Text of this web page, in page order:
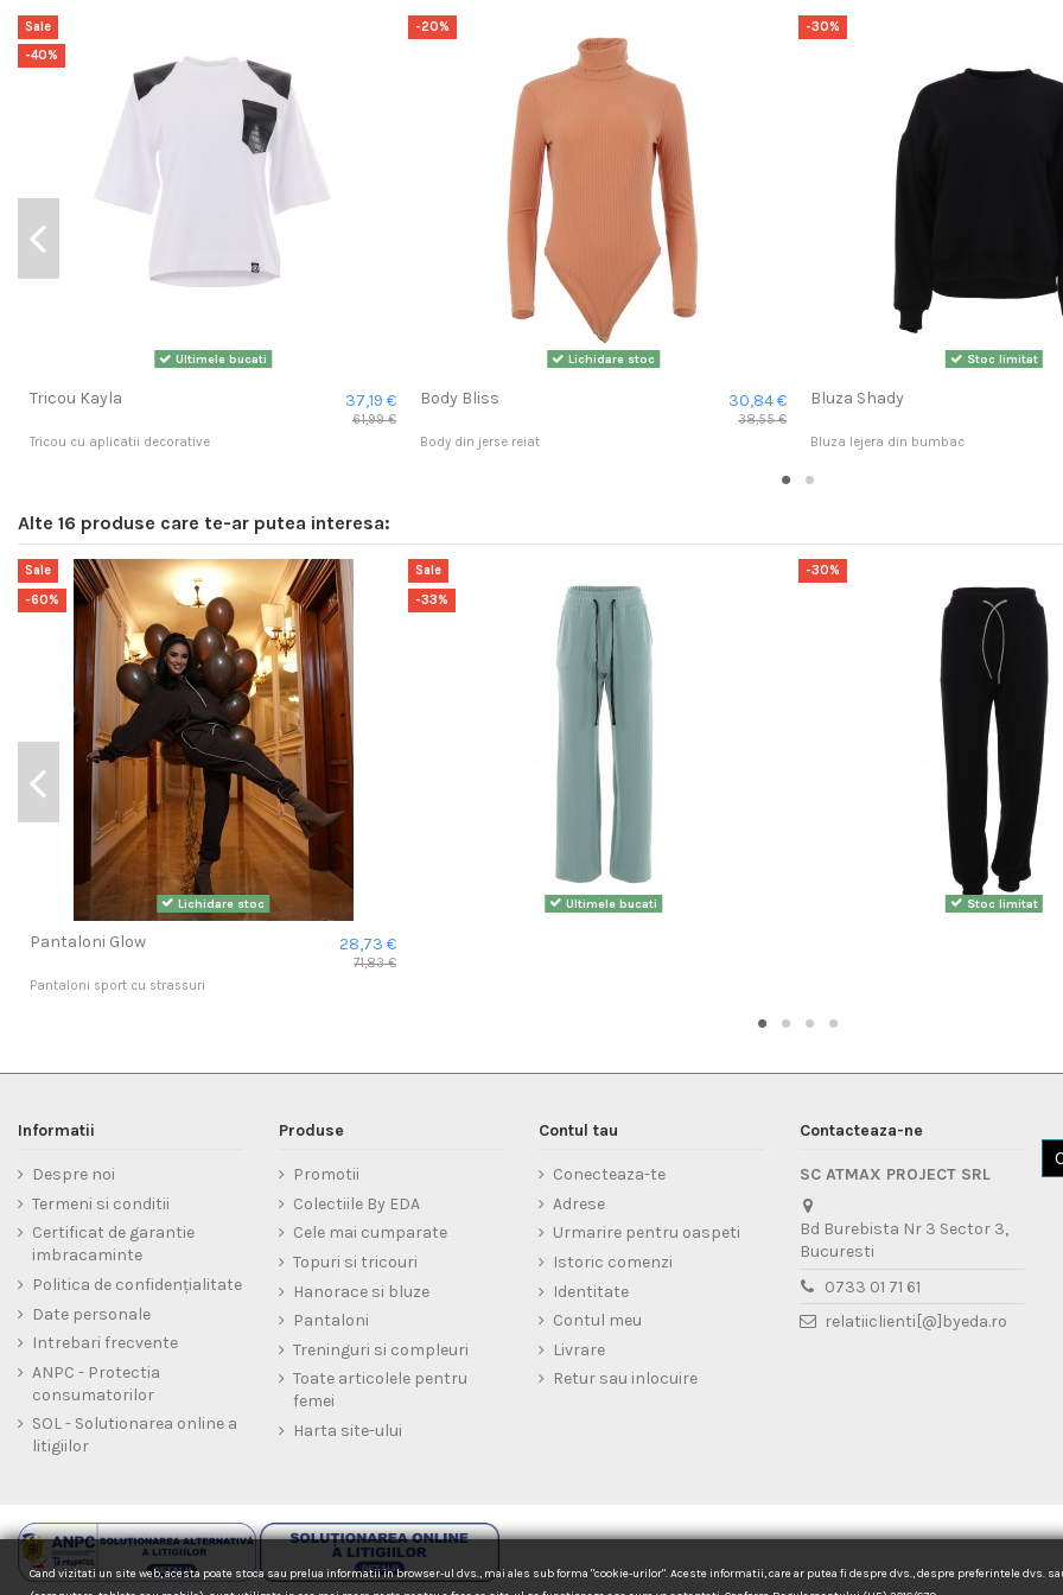
Sale
-40%
Ultimele bucati
Tricou Kayla 37,19 €
61,99 €
Tricou cu aplicatii decorative
-20%
Lichidare stoc
Body Bliss 30,84 €
38,55 €
Body din jerse reiat
-30%
Stoc limitat
Bluza Shady
Bluza lejera din bumbac
Alte 16 produse care te-ar putea interesa:
Sale
-60%
Lichidare stoc
Pantaloni Glow 28,73 €
71,83 €
Pantaloni sport cu strassuri
Sale
-33%
Ultimele bucati
-30%
Stoc limitat
Informatii
Despre noi
Termeni si conditii
Certificat de garantie
imbracaminte
Politica de confidențialitate
Date personale
Intrebari frecvente
ANPC - Protectia
consumatorilor
SOL - Solutionarea online a
litigiilor
Produse
Promotii
Colectiile By EDA
Cele mai cumparate
Topuri si tricouri
Hanorace si bluze
Pantaloni
Treninguri si compleuri
Toate articolele pentru
femei
Harta site-ului
Contul tau
Conecteaza-te
Adrese
Urmarire pentru oaspeti
Istoric comenzi
Identitate
Contul meu
Livrare
Retur sau inlocuire
Contacteaza-ne
SC ATMAX PROJECT SRL
Bd Burebista Nr 3 Sector 3,
Bucuresti
0733 01 71 61
relatiiclienti[@]byeda.ro
Cand vizitati un site web, acesta poate stoca sau prelua informatii in browser-ul dvs., mai ales sub forma "cookie-urilor". Aceste informatii, care ar putea fi despre dvs., despre preferintele dvs.